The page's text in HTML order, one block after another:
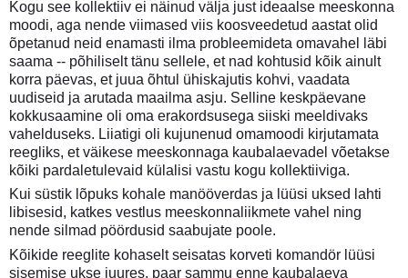
Kogu see kollektiiv ei näinud välja just ideaalse meeskonna
moodi, aga nende viimased viis koosveedetud aastat olid
õpetanud neid enamasti ilma probleemideta omavahel läbi
saama -- põhiliselt tänu sellele, et nad kohtusid kõik ainult
korra päevas, et juua õhtul ühiskajutis kohvi, vaadata
uudiseid ja arutada maailma asju. Selline keskpäevane
kokkusaamine oli oma erakordsusega siiski meeldivaks
vahelduseks. Liiatigi oli kujunenud omamoodi kirjutamata
reegliks, et väikese meeskonnaga kaubalaevadel võetakse
kõiki pardaletulevaid külalisi vastu kogu kollektiiviga.
Kui süstik lõpuks kohale manööverdas ja lüüsi uksed lahti
libisesid, katkes vestlus meeskonnaliikmete vahel ning
nende silmad pöördusid saabujate poole.
Kõikide reeglite kohaselt seisatas korveti komandör lüüsi
sisemise ukse juures, paar sammu enne kaubalaeva